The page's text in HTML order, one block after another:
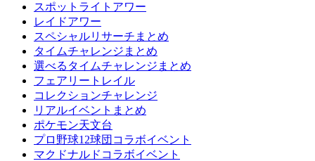
スポットライトアワー
レイドアワー
スペシャルリサーチまとめ
タイムチャレンジまとめ
選べるタイムチャレンジまとめ
フェアリートレイル
コレクションチャレンジ
リアルイベントまとめ
ポケモン天文台
プロ野球12球団コラボイベント
マクドナルドコラボイベント